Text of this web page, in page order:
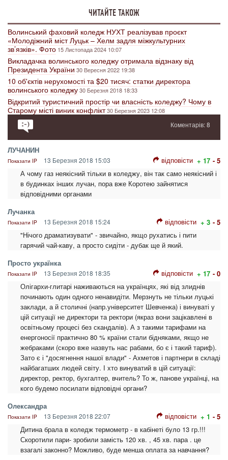
ЧИТАЙТЕ ТАКОЖ
Волинський фаховий коледж НУХТ реалізував проєкт
«Молодіжний міст Луцьк – Хелм задля міжкультурних
зв’язків». Фото 15 Листопада 2024 10:07
Викладачка волинського коледжу отримала відзнаку від
Президента України30 Вересня 2022 19:38
10 об'єктів нерухомості та $20 тисяч: статки директора
волинського коледжу30 Березня 2018 18:33
Відкритий туристичний простір чи власність коледжу? Чому в
Старому місті виник конфлікт30 Березня 2023 12:08
Коментарів: 8
ЛУЧАНИН
Показати IP 13 Березня 2018 15:03 відповісти + 17 - 5
А чому газ неякісний тільки в коледжу, він так само неякісний і
в будинках інших лучан, пора вже Коротею зайнятися
відповідними органами
Лучанка
Показати IP 13 Березня 2018 15:24 відповісти + 3 - 5
"Нічого драматизувати" - звичайно, якщо рухатись і пити
гарячий чай-каву, а просто сидіти - дубак ще й який.
Просто українка
Показати IP 13 Березня 2018 18:35 відповісти + 17 - 0
Олігархи-глитарі наживаються на українцях, які від злиднів
починають один одного ненавидіти. Мерзнуть не тільки луцькі
заклади, а й столичні (напр.університет Шевченка) і винуваті у
цій ситуації не директори та ректори (якраз вони зацікавлені в
освітньому процесі без скандалів). А з такими тарифами на
енергоносії практично 80 % країни стали бідняками, якщо не
жебраками (скоро вже назвуть нас рабами, бо є і такий тариф).
Зато є і "досягнення нашої влади" - Ахметов і партнери в складі
найбагатших людей світу. І хто винуватий в цій ситуації:
директор, ректор, бухгалтер, вчитель? То ж, панове українці, на
кого будемо посилати відповідні органи?
Олександра
Показати IP 13 Березня 2018 22:07 відповісти + 1 - 5
Дитина брала в коледж термометр - в кабінеті було 13 гр.!!!
Скоротили пари- зробили замість 120 хв. , 45 хв. пара . це
взагалі законно? Можливо, буде менша оплата за навчання?